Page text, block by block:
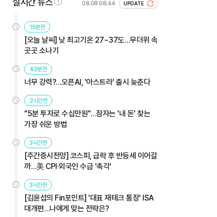
08.08 08:44 UPDATE
15분전
[오늘 날씨] 낮 최고기온 27~37도…무더위 속
곳곳 소나기
42분전
너무 강력?…오픈AI, '아스트라' 출시 늦춘다
2시간전
"5분 투자로 수십만원"…잠자는 '내 돈' 찾는
가장 쉬운 방법
3시간전
[주간증시전망] 코스피, 급락 후 반등세 이어갈
까…美 CPI·외국인 수급 '촉각'
3시간전
[김윤섭의 Fin포인트] '대표 재테크 통장' ISA
대개편…나에게 맞는 전략은?